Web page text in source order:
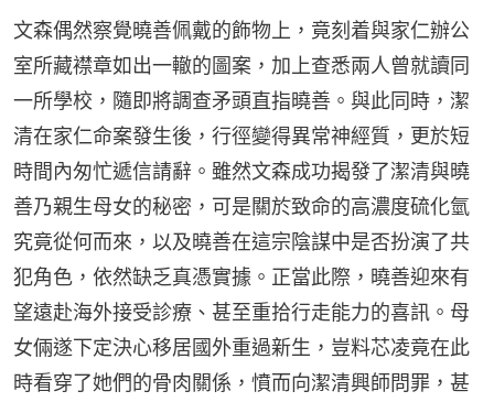
文森偶然察覺曉善佩戴的飾物上，竟刻着與家仁辦公
室所藏襟章如出一轍的圖案，加上查悉兩人曾就讀同
一所學校，隨即將調查矛頭直指曉善。與此同時，潔
清在家仁命案發生後，行徑變得異常神經質，更於短
時間內匆忙遞信請辭。雖然文森成功揭發了潔清與曉
善乃親生母女的秘密，可是關於致命的高濃度硫化氫
究竟從何而來，以及曉善在這宗陰謀中是否扮演了共
犯角色，依然缺乏真憑實據。正當此際，曉善迎來有
望遠赴海外接受診療、甚至重拾行走能力的喜訊。母
女倆遂下定決心移居國外重過新生，豈料芯凌竟在此
時看穿了她們的骨肉關係，憤而向潔清興師問罪，甚